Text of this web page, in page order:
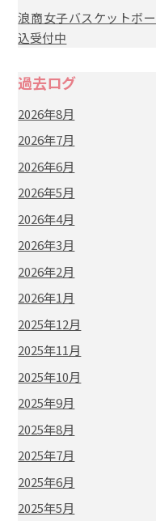
浪商女子バスケット
込受付中
過去ログ
2026年8月
2026年7月
2026年6月
2026年5月
2026年4月
2026年3月
2026年2月
2026年1月
2025年12月
2025年11月
2025年10月
2025年9月
2025年8月
2025年7月
2025年6月
2025年5月